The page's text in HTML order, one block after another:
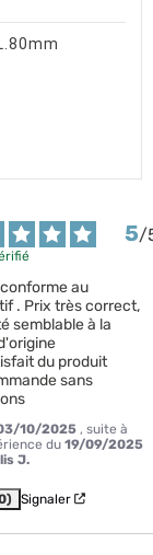
5/
au
. Prix très correct,
semblable à la
du produit
sans
10/2025 , suite à
du 19/09/2025
J.
Signaler